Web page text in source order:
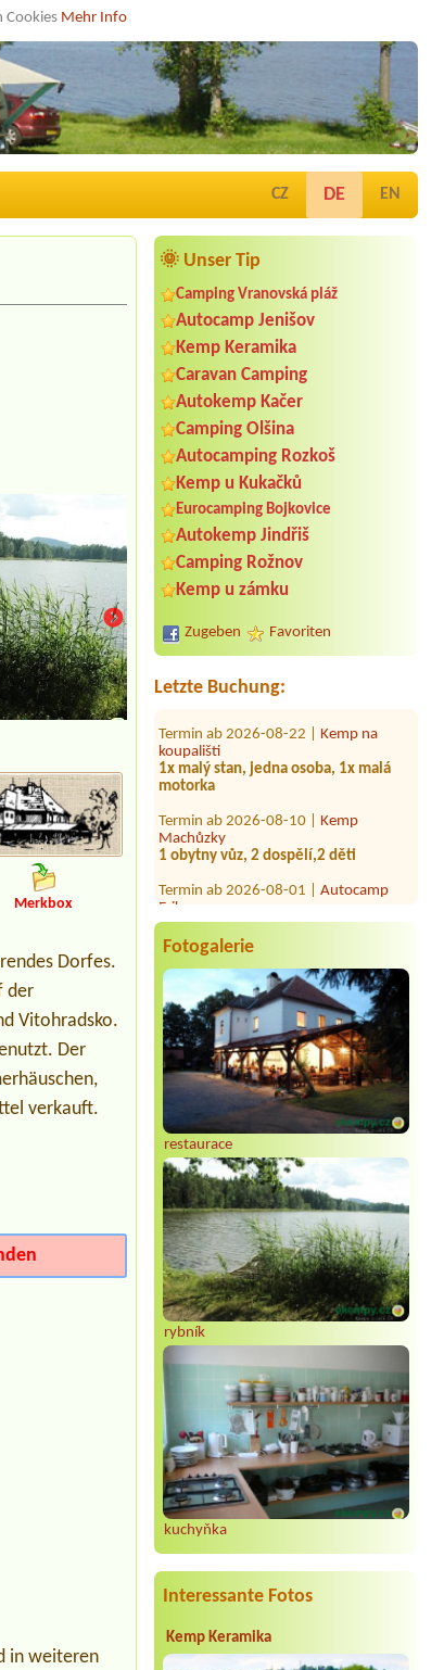
Cookies Mehr Info
CZ DE EN
🌞 Unser Tip
Camping Vranovská pláž
Autocamp Jenišov
Kemp Keramika
Caravan Camping
Autokemp Kačer
Camping Olšina
Autocamping Rozkoš
Kemp u Kukačků
Eurocamping Bojkovice
Autokemp Jindřiš
Camping Rožnov
Kemp u zámku
Zugeben Favoriten
Letzte Buchung:
Termin ab 2026-08-09 |
Borovinka
Obytný přívěs s autem +4 dospělé
osoby
Termin ab 2026-07-31 |Autokemp
Bílina Kyselka
1x malý stan, jedna osoba, 1x malá
motorka
Termin ab 2026-08-10 |
1 obytny vůz, 2 dospělí,2 děti
Termin ab 2026-08-01 |Autocamp
1 place for tent, 2 persons + 4
Termin ab 2026-08-20 |
Restaurant BEZDREV
pokoj pro 5 ( 2x dítě 13let, 3xdospělí)
pokoj pro 4 (2xdítě 8let a 6let,
2xdospělí) pokoj pro 5 ( 2x dítě 13let,
3xdospělí) pokoj pro 4 (2xdítě 8let a
6let, 2xdospělí)
Termin ab 2026-08-15 |Koupaliště
2 Personen Bungalow oder Hütte
Termin ab 2026-08-07 |Autocamping
Rozkoš
2 x Stellplatz, insg. 3 Erw. 3 Kindern
Termin ab 2026-08-25 |Autokemp "U
Vody"
2L chatka a 2 osoby + roční dítě
Termin ab 2026-07-31 |
Autokemp
Pilák
Fotogalerie
restaurace
rybník
kuchyňka
Interessante Fotos
Kemp Keramika
kuchyňka
Merkbox
Dorfes.
der
Vitohradsko.
Der
verkauft.
in weiteren